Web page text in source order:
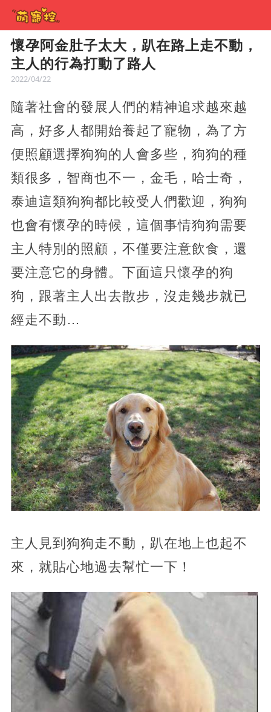
懷孕阿金肚子太大，趴在路上走不動，
主人的行為打動了路人
2022/04/22
隨著社會的發展人們的精神追求越來越
高，好多人都開始養起了寵物，為了方
便照顧選擇狗狗的人會多些，狗狗的種
類很多，智商也不一，金毛，哈士奇，
泰迪這類狗狗都比較受人們歡迎，狗狗
也會有懷孕的時候，這個事情狗狗需要
主人特別的照顧，不僅要注意飲食，還
要注意它的身體。下面這只懷孕的狗
狗，跟著主人出去散步，沒走幾步就已
經走不動…
主人見到狗狗走不動，趴在地上也起不
來，就貼心地過去幫忙一下！